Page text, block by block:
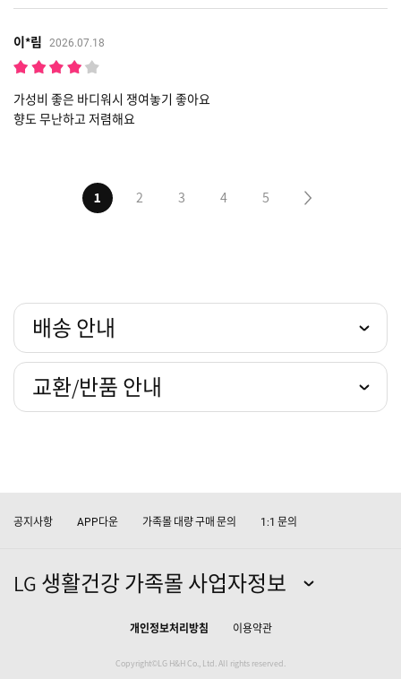
이*림 2026.07.18
가성비 좋은 바디워시 쟁여놓기 좋아요
향도 무난하고 저렴해요
1 2 3 4 5
배송 안내
교환/반품 안내
공지사항 APP다운 가족몰 대량 구매 문의 1:1 문의
LG 생활건강 가족몰 사업자정보
개인정보처리방침 이용약관
Copyright©LG H&H Co., Ltd. All rights reserved.